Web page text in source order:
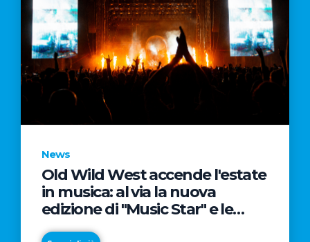
News
Old Wild West accende l'estate
in musica: al via la nuova
edizione di "Music Star" e le
prestigiose partnership con